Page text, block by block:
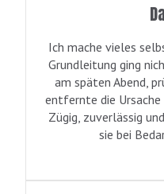
Ich mache vieles
Grundleitung ging
am späten Abend,
entfernte die Ursache
Zügig, zuverlässig
sie bei